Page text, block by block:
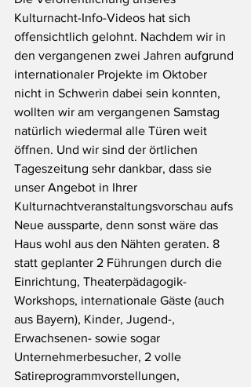
Kulturnacht-Info-Videos hat sich
offensichtlich gelohnt. Nachdem wir in
den vergangenen zwei Jahren aufgrund
internationaler Projekte im Oktober
nicht in Schwerin dabei sein konnten,
wollten wir am vergangenen Samstag
natürlich wiedermal alle Türen weit
öffnen. Und wir sind der örtlichen
Tageszeitung sehr dankbar, dass sie
unser Angebot in Ihrer
Kulturnachtveranstaltungsvorschau aufs
Neue aussparte, denn sonst wäre das
Haus wohl aus den Nähten geraten. 8
statt geplanter 2 Führungen durch die
Einrichtung, Theaterpädagogik-
Workshops, internationale Gäste (auch
aus Bayern), Kinder, Jugend-,
Erwachsenen- sowie sogar
Unternehmerbesucher, 2 volle
Satireprogrammvorstellungen,